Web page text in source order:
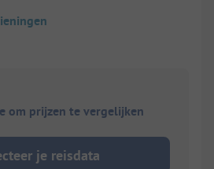
om prijzen te vergelijken
je reisdata